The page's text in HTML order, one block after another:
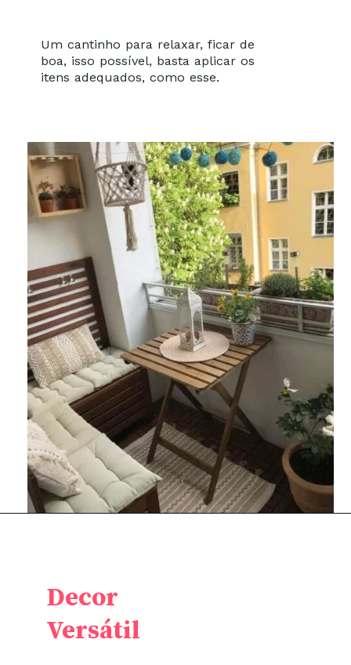
Um cantinho para relaxar, ficar de
boa, isso possível, basta aplicar os
itens adequados, como esse.
Decor
Versátil